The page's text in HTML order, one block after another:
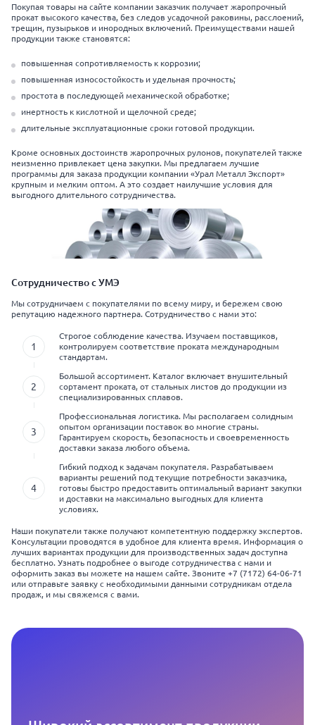
Покупая товары на сайте компании заказчик получает жаропрочный
прокат высокого качества, без следов усадочной раковины, расслоений,
трещин, пузырьков и инородных включений. Преимуществами нашей
продукции также становятся:
повышенная сопротивляемость к коррозии;
повышенная износостойкость и удельная прочность;
простота в последующей механической обработке;
инертность к кислотной и щелочной среде;
длительные эксплуатационные сроки готовой продукции.
Кроме основных достоинств жаропрочных рулонов, покупателей также
неизменно привлекает цена закупки. Мы предлагаем лучшие
программы для заказа продукции компании «Урал Металл Экспорт»
крупным и мелким оптом. А это создает наилучшие условия для
выгодного длительного сотрудничества.
Сотрудничество с УМЭ
Мы сотрудничаем с покупателями по всему миру, и бережем свою
репутацию надежного партнера. Сотрудничество с нами это:
Строгое соблюдение качества. Изучаем поставщиков,
контролируем соответствие проката международным
стандартам.
Большой ассортимент. Каталог включает внушительный
сортамент проката, от стальных листов до продукции из
специализированных сплавов.
Профессиональная логистика. Мы располагаем солидным
опытом организации поставок во многие страны.
Гарантируем скорость, безопасность и своевременность
доставки заказа любого объема.
Гибкий подход к задачам покупателя. Разрабатываем
варианты решений под текущие потребности заказчика,
готовы быстро предоставить оптимальный вариант закупки
и доставки на максимально выгодных для клиента
условиях.
Наши покупатели также получают компетентную поддержку экспертов.
Консультации проводятся в удобное для клиента время. Информация о
лучших вариантах продукции для производственных задач доступна
бесплатно. Узнать подробнее о выгоде сотрудничества с нами и
оформить заказ вы можете на нашем сайте. Звоните +7 (7172) 64-06-71
или отправьте заявку с необходимыми данными сотрудникам отдела
продаж, и мы свяжемся с вами.